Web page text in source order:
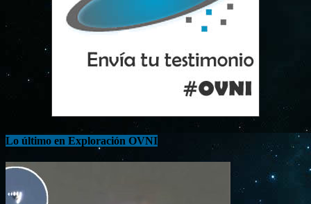
Lo último en Exploración OVNI